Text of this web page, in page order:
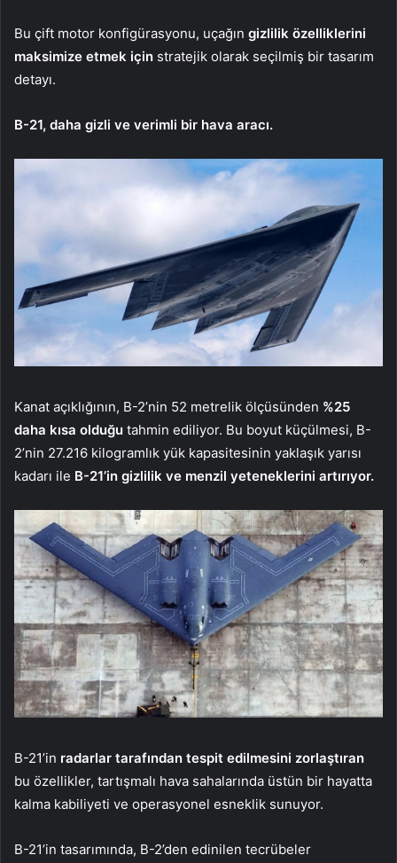
Bu çift motor konfigürasyonu, uçağın gizlilik özelliklerini
maksimize etmek için stratejik olarak seçilmiş bir tasarım
detayı.
B-21, daha gizli ve verimli bir hava aracı.
Kanat açıklığının, B-2’nin 52 metrelik ölçüsünden %25
daha kısa olduğu tahmin ediliyor. Bu boyut küçülmesi, B-
2’nin 27.216 kilogramlık yük kapasitesinin yaklaşık yarısı
kadarı ile B-21’in gizlilik ve menzil yeteneklerini artırıyor.
B-21’in radarlar tarafından tespit edilmesini zorlaştıran
bu özellikler, tartışmalı hava sahalarında üstün bir hayatta
kalma kabiliyeti ve operasyonel esneklik sunuyor.
B-21’in tasarımında, B-2’den edinilen tecrübeler